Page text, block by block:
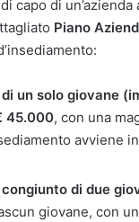
capo di un’azienda
Piano
un solo giovane
45.000, con una
avviene
di due
giovane, con